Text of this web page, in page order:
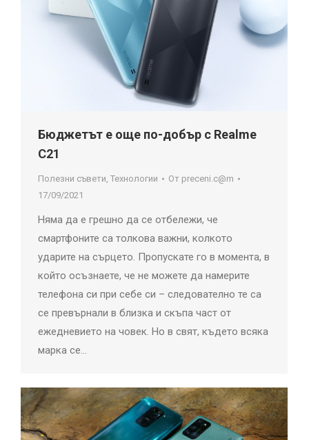
Бюджетът е още по-добър с Realme
C21
Полезни съвети Технологии От preceni.c@m
17/09/2021
Няма да е грешно да се отбележи, че
смартфоните са толкова важни, колкото
ударите на сърцето. Пропускате го в момента, в
който осъзнаете, че не можете да намерите
телефона си при себе си – следователно те са
се превърнали в близка и скъпа част от
ежедневието на човек. Но в свят, където всяка
марка се…